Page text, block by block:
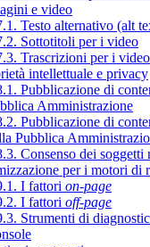
e video
Testo alternativo (alt
Sottotitoli per i video
Trascrizioni per i video
intellettuale e privacy
Pubblicazione di
Amministrazione
Pubblicazione di
Pubblica
Consenso dei soggetti
per i motori di
I fattori on-page
I fattori off-page
Strumenti di